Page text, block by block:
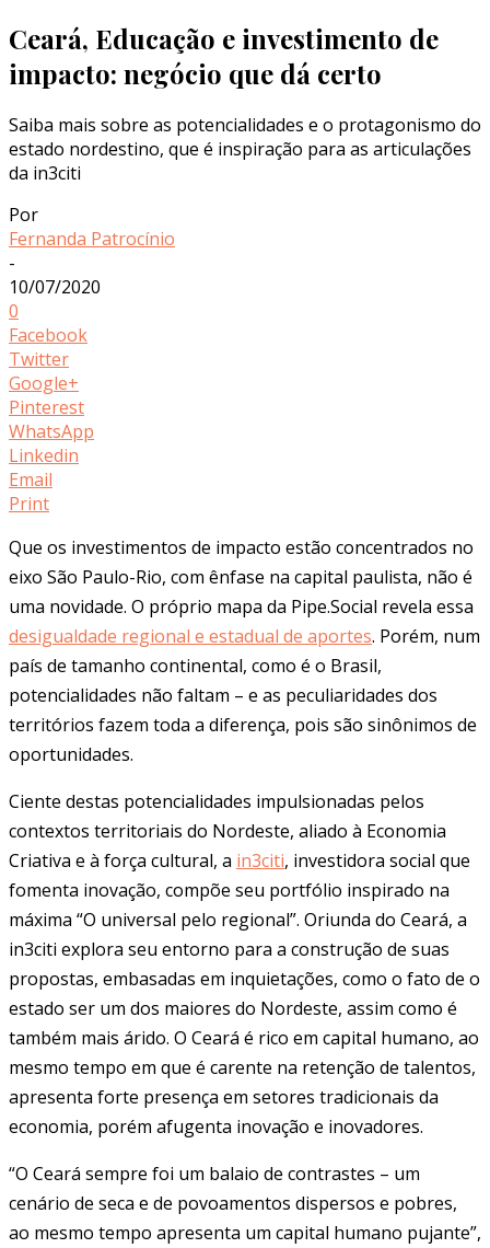
Ceará, Educação e investimento de
impacto: negócio que dá certo
Saiba mais sobre as potencialidades e o protagonismo do
estado nordestino, que é inspiração para as articulações
da in3citi
Por
Fernanda Patrocínio
-
10/07/2020
0
Facebook
Twitter
Google+
Pinterest
WhatsApp
Linkedin
Email
Print
Que os investimentos de impacto estão concentrados no
eixo São Paulo-Rio, com ênfase na capital paulista, não é
uma novidade. O próprio mapa da Pipe.Social revela essa
desigualdade regional e estadual de aportes. Porém, num
país de tamanho continental, como é o Brasil,
potencialidades não faltam – e as peculiaridades dos
territórios fazem toda a diferença, pois são sinônimos de
oportunidades.
Ciente destas potencialidades impulsionadas pelos
contextos territoriais do Nordeste, aliado à Economia
Criativa e à força cultural, a in3citi, investidora social que
fomenta inovação, compõe seu portfólio inspirado na
máxima “O universal pelo regional”. Oriunda do Ceará, a
in3citi explora seu entorno para a construção de suas
propostas, embasadas em inquietações, como o fato de o
estado ser um dos maiores do Nordeste, assim como é
também mais árido. O Ceará é rico em capital humano, ao
mesmo tempo em que é carente na retenção de talentos,
apresenta forte presença em setores tradicionais da
economia, porém afugenta inovação e inovadores.
“O Ceará sempre foi um balaio de contrastes – um
cenário de seca e de povoamentos dispersos e pobres,
ao mesmo tempo apresenta um capital humano pujante”,